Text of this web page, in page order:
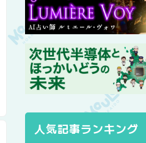
人気記事ランキング